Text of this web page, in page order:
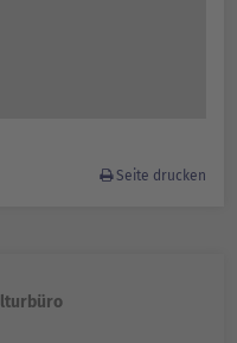
Seite drucken